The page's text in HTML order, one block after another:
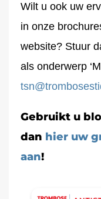
Wilt u ook uw
in onze
website? Stuur
als onderwerp
Gebruikt u
dan hier uw
aan!